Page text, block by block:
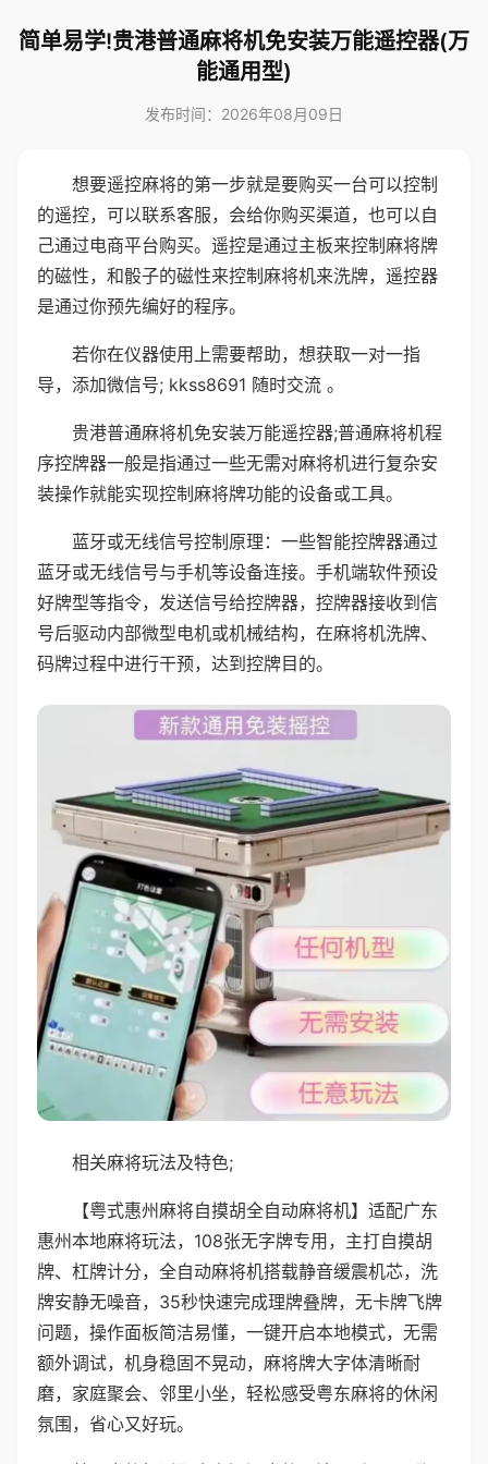
简单易学!贵港普通麻将机免安装万能遥控器(万
能通用型)
发布时间：2026年08月09日
想要遥控麻将的第一步就是要购买一台可以控制
的遥控，可以联系客服，会给你购买渠道，也可以自
己通过电商平台购买。遥控是通过主板来控制麻将牌
的磁性，和骰子的磁性来控制麻将机来洗牌，遥控器
是通过你预先编好的程序。
若你在仪器使用上需要帮助，想获取一对一指
导，添加微信号; kkss8691 随时交流 。
贵港普通麻将机免安装万能遥控器;普通麻将机程
序控牌器一般是指通过一些无需对麻将机进行复杂安
装操作就能实现控制麻将牌功能的设备或工具。
蓝牙或无线信号控制原理：一些智能控牌器通过
蓝牙或无线信号与手机等设备连接。手机端软件预设
好牌型等指令，发送信号给控牌器，控牌器接收到信
号后驱动内部微型电机或机械结构，在麻将机洗牌、
码牌过程中进行干预，达到控牌目的。
相关麻将玩法及特色;
【粤式惠州麻将自摸胡全自动麻将机】适配广东
惠州本地麻将玩法，108张无字牌专用，主打自摸胡
牌、杠牌计分，全自动麻将机搭载静音缓震机芯，洗
牌安静无噪音，35秒快速完成理牌叠牌，无卡牌飞牌
问题，操作面板简洁易懂，一键开启本地模式，无需
额外调试，机身稳固不晃动，麻将牌大字体清晰耐
磨，家庭聚会、邻里小坐，轻松感受粤东麻将的休闲
氛围，省心又好玩。